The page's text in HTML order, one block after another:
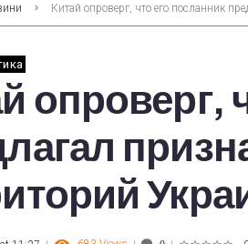
Китай опроверг, что его посланник
опроверг,